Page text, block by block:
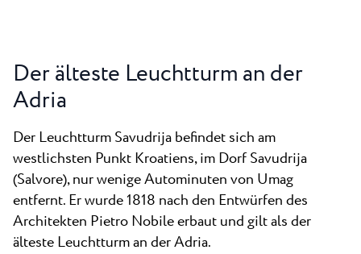
Der älteste Leuchtturm an der
Adria
Der Leuchtturm Savudrija befindet sich am
westlichsten Punkt Kroatiens, im Dorf Savudrija
(Salvore), nur wenige Autominuten von Umag
entfernt. Er wurde 1818 nach den Entwürfen des
Architekten Pietro Nobile erbaut und gilt als der
älteste Leuchtturm an der Adria.